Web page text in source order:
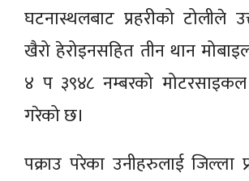
घटनास्थलबाट प्रहरीको टोलीले
खैरो हेरोइनसहित तीन थान
४ प ३९४८ नम्बरको
गरेको छ।
पक्राउ परेका उनीहरुलाई जिल्ला